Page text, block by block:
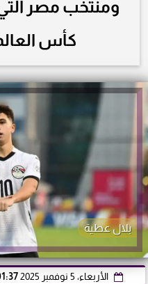
ومنتخب مصر
كأس العالم
بلال عطية
الأربعاء، 5 نوفمبر 2025 01:37